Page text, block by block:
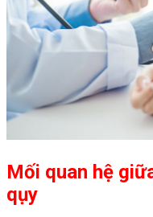
Mối quan hệ
qụy